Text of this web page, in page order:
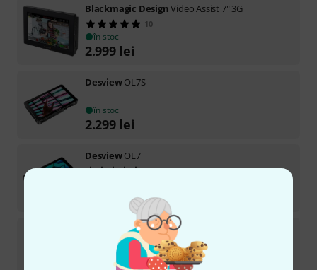
Blackmagic DesignVideo Assist 7" 3G
10
în stoc
2.999 lei
DesviewOL7S
în stoc
2.299 lei
DesviewOL7
1
lei
Blackmagic DesignSmartView Duo
10